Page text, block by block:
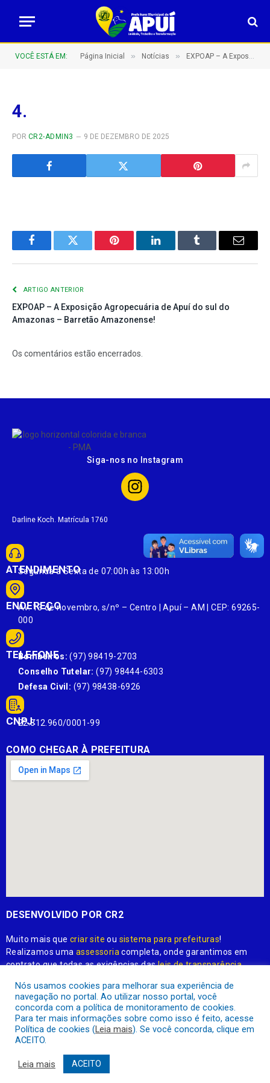
VOCÊ ESTÁ EM: Página Inicial » Notícias » EXPOAP – A Exposição Agropecuária de Apuí do sul do Amazonas – Barretão Amazonense!
4.
POR CR2-ADMIN3 9 DE DEZEMBRO DE 2025
FacebookTwitter Pinterest LinkedInTumblr
E-
ARTIGO ANTERIOR
EXPOAP – A Exposição Agropecuária de Apuí do sul do
Amazonas – Barretão Amazonense!
Os comentários estão encerrados.
Siga-nos no Instagram
Darline Koch. Matrícula 1760
ATENDIMENTO
Segunda à Sexta de 07:00h às 13:00h
ENDEREÇO
Av. 13 de novembro, s/nº – Centro | Apuí – AM | CEP: 69265-
000
TELEFONE
Bombeiros: (97) 98419-2703
Conselho Tutelar: (97) 98444-6303
Defesa Civil: (97) 98438-6926
CNPJ:
22.812.960/0001-99
COMO CHEGAR À PREFEITURA
DESENVOLVIDO POR CR2
Muito mais quecriar siteousistema para prefeituras!
contrato que todas as exigências das leis de transparência
públicaserão atendidas.
Conheça oPNTPe o Radar da Transparência Pública
Nós usamos cookies para melhorar sua experiência de
navegação no portal. Ao utilizar nosso portal, você
concorda com a política de monitoramento de cookies.
Para ter mais informações sobre como isso é feito, acesse
Política de cookies (Leia mais). Se você concorda, clique em
ACEITO.
Leia mais ACEITO